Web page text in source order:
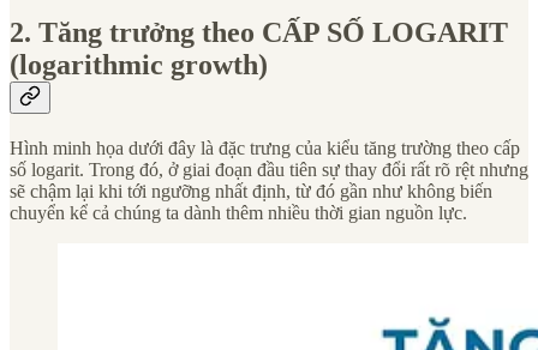
2. Tăng trưởng theo CẤP SỐ LOGARIT
(logarithmic growth)
Hình minh họa dưới đây là đặc trưng của kiểu tăng trường theo cấp
số logarit. Trong đó, ở giai đoạn đầu tiên sự thay đổi rất rõ rệt nhưng
sẽ chậm lại khi tới ngưỡng nhất định, từ đó gần như không biến
chuyển kể cả chúng ta dành thêm nhiều thời gian nguồn lực.